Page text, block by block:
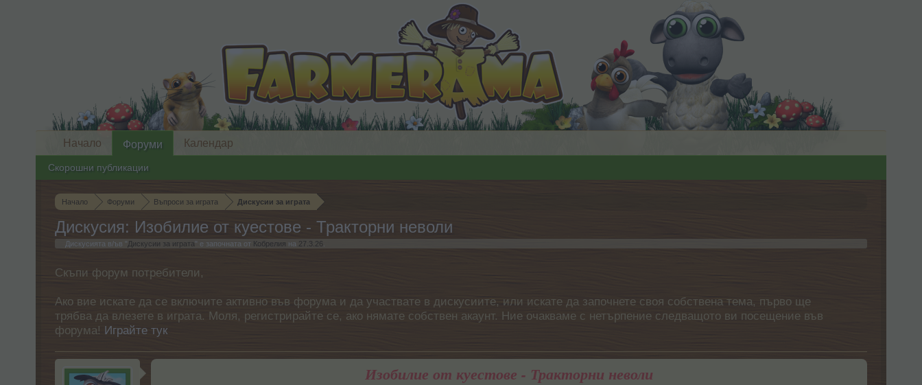
Начало Форуми Въпроси за играта Дискусии за играта
Дискусия: Изобилие от куестове - Тракторни неволи
Дискусията в/ъв " Дискусии за играта " е започната от Кобрелия на 27.3.26
Скъпи форум потребители,
Ако вие искате да се включите активно във форума и да участвате в дискусиите, или искате да започнете своя собствена тема, първо ще
трябва да влезете в играта. Моля, регистрирайте се, ако нямате собствен акаунт. Ние очакваме с нетърпение следващото ви посещение във
форума! Играйте тук
Изобилие от куестове - Тракторни неволи
Начало Форуми
Скорошни публикации
Календар